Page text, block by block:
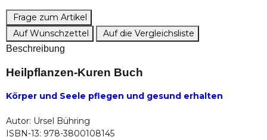
Frage zum Artikel
Auf Wunschzettel
Auf die Vergleichsliste
Beschreibung
Heilpflanzen-Kuren Buch
Körper und Seele pflegen und gesund erhalten
Autor: Ursel Bühring
ISBN-13: 978-3800108145